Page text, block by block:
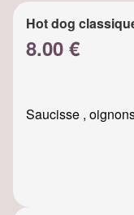
Hot dog
8.00 €
Saucisse ,